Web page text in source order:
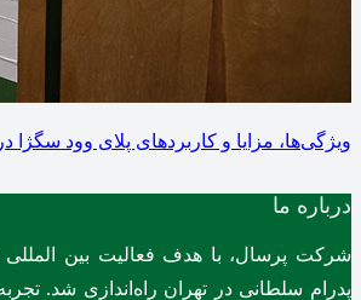
ویژگی‌ها، مزایا و کاربردهای پلای وود
درباره ما
پدرام سلطانی در تهران راه‌اندازی شد.